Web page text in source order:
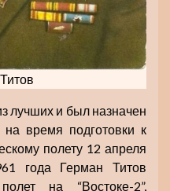
лучших и был назначен
время подготовки к
полету 12 апреля
года Герман Титов
на “Востоке-2”,